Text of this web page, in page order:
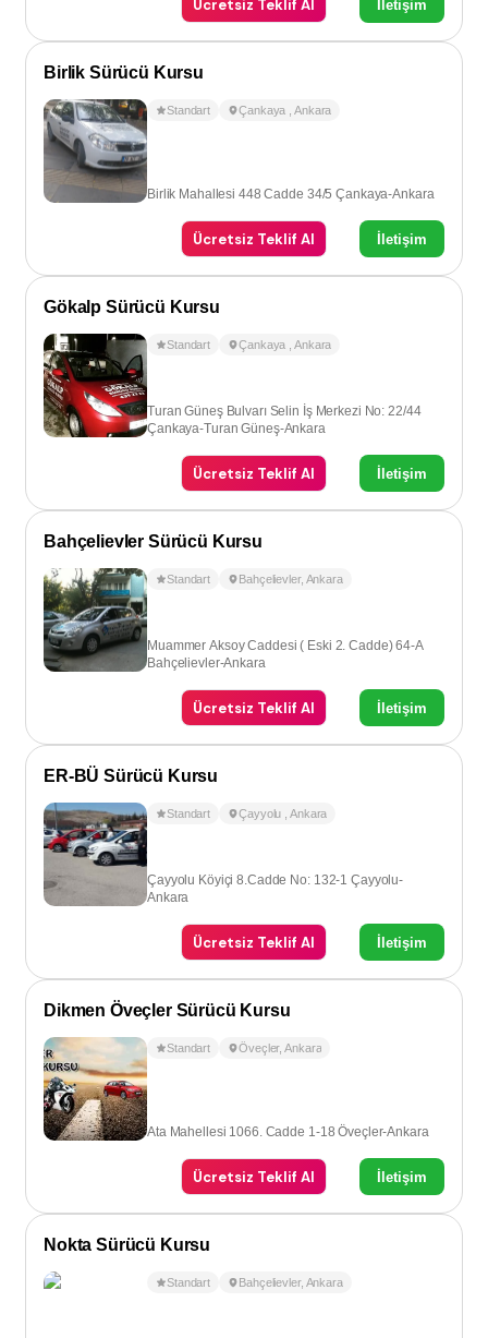
Ücretsiz Teklif Al İletişim
Birlik Sürücü Kursu
Standart Çankaya ,Ankara
Birlik Mahallesi 448 Cadde 34/5 Çankaya-Ankara
Ücretsiz Teklif Al İletişim
Gökalp Sürücü Kursu
Standart Çankaya ,Ankara
Turan Güneş Bulvarı Selin İş Merkezi No: 22/44
Çankaya-Turan Güneş-Ankara
Ücretsiz Teklif Al İletişim
Bahçelievler Sürücü Kursu
Standart Bahçelievler, Ankara
Muammer Aksoy Caddesi ( Eski 2. Cadde) 64-A
Bahçelievler-Ankara
Ücretsiz Teklif Al İletişim
ER-BÜ Sürücü Kursu
Standart Çayyolu ,Ankara
Çayyolu Köyiçi 8.Cadde No: 132-1 Çayyolu-
Ankara
Ücretsiz Teklif Al İletişim
Dikmen Öveçler Sürücü Kursu
Standart Öveçler,Ankara
Ata Mahellesi 1066. Cadde 1-18 Öveçler-Ankara
Ücretsiz Teklif Al İletişim
Nokta Sürücü Kursu
Standart Bahçelievler, Ankara